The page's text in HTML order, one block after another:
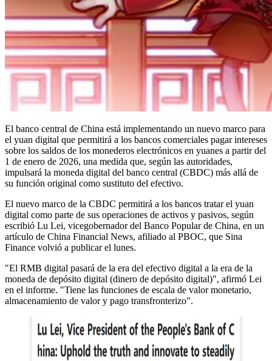
El banco central de China está implementando un nuevo marco para
el yuan digital que permitirá a los bancos comerciales pagar intereses
sobre los saldos de los monederos electrónicos en yuanes a partir del
1 de enero de 2026, una medida que, según las autoridades,
impulsará la moneda digital del banco central (CBDC) más allá de
su función original como sustituto del efectivo.
El nuevo marco de la CBDC permitirá a los bancos tratar el yuan
digital como parte de sus operaciones de activos y pasivos, según
escribió Lu Lei, vicegobernador del Banco Popular de China, en un
artículo de China Financial News, afiliado al PBOC, que Sina
Finance volvió a publicar el lunes.
"El RMB digital pasará de la era del efectivo digital a la era de la
moneda de depósito digital (dinero de depósito digital)", afirmó Lei
en el informe. "Tiene las funciones de escala de valor monetario,
almacenamiento de valor y pago transfronterizo".